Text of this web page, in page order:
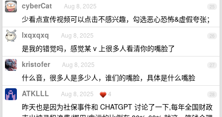
25
cyberCat Aug 8, 2025
少看点宣传视频可以点击不感兴趣，勾选恶心恐怖&虚假夸张；
26
lxqxqxq Aug 8, 2025
是我的错觉吗，感觉某 v 上很多人看清你的嘴脸了
27
kristofer Aug 8, 2025
什么音，很多人是多少人，谁们的嘴脸，具体是什么嘴脸
28
ATKLLL Aug 8, 2025 4
昨天也是因为社保事件和 CHATGPT 讨论了一下,每年全国财政